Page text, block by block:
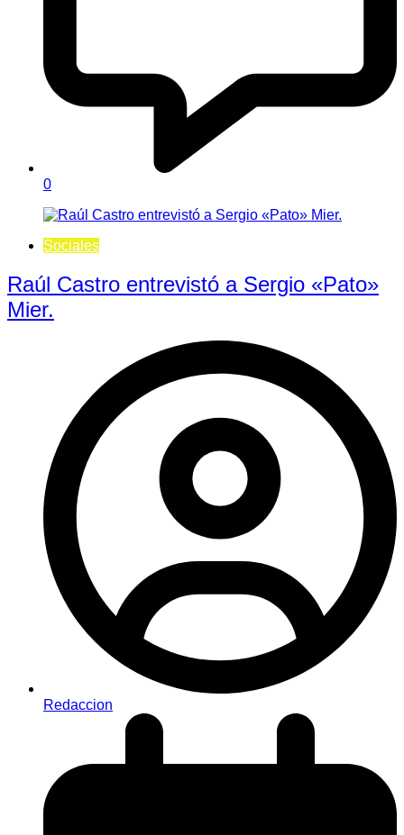
0
Sociales
Raúl Castro entrevistó a Sergio «Pato»
Mier.
Redaccion